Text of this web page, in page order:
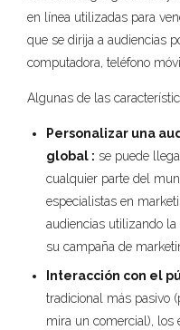
en línea utilizadas para
que se dirija a audiencias
computadora, teléfono
Algunas de las
Personalizar una
global : se puede
cualquier parte del
especialistas en
audiencias utilizando
su campaña de
Interacción con el
tradicional más pasivo
mira un comercial), los